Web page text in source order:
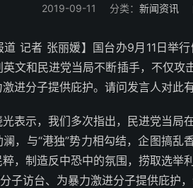
2019-09-11 分类： 新闻资讯
记者 张丽媛】国台办9月11日举行
文和民进党当局不断插手，不仅攻
进分子提供庇护。请问发言人对此
示，我们多次指出，民进党当局
，与“港独”势力相勾结，企图搞乱
，制造反中恐中的氛围，捞取选举
子访台、为暴力激进分子提供庇护